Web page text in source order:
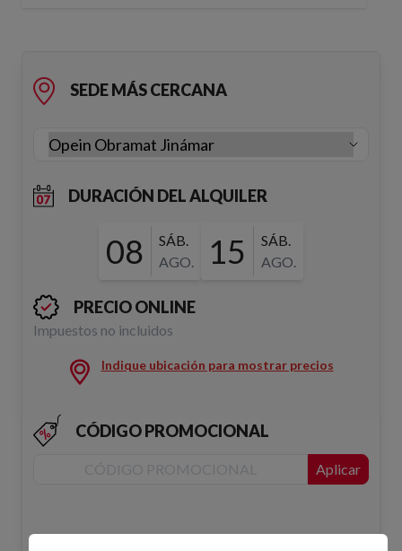
SEDE MÁS CERCANA
DURACIÓN DEL ALQUILER
08
SÁB.
AGO.
15
SÁB.
AGO.
PRECIO ONLINE
Impuestos no incluidos
Indique ubicación para mostrar precios
CÓDIGO PROMOCIONAL
Aplicar